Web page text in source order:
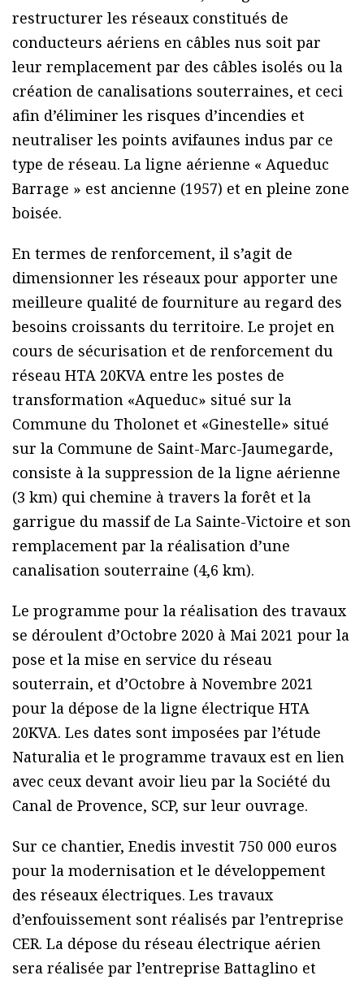
restructurer les réseaux constitués de
conducteurs aériens en câbles nus soit par
leur remplacement par des câbles isolés ou la
création de canalisations souterraines, et ceci
afin d’éliminer les risques d’incendies et
neutraliser les points avifaunes indus par ce
type de réseau. La ligne aérienne « Aqueduc
Barrage » est ancienne (1957) et en pleine zone
boisée.
En termes de renforcement, il s’agit de
dimensionner les réseaux pour apporter une
meilleure qualité de fourniture au regard des
besoins croissants du territoire. Le projet en
cours de sécurisation et de renforcement du
réseau HTA 20KVA entre les postes de
transformation «Aqueduc» situé sur la
Commune du Tholonet et «Ginestelle» situé
sur la Commune de Saint-Marc-Jaumegarde,
consiste à la suppression de la ligne aérienne
(3 km) qui chemine à travers la forêt et la
garrigue du massif de La Sainte-Victoire et son
remplacement par la réalisation d’une
canalisation souterraine (4,6 km).
Le programme pour la réalisation des travaux
se déroulent d’Octobre 2020 à Mai 2021 pour la
pose et la mise en service du réseau
souterrain, et d’Octobre à Novembre 2021
pour la dépose de la ligne électrique HTA
20KVA. Les dates sont imposées par l’étude
Naturalia et le programme travaux est en lien
avec ceux devant avoir lieu par la Société du
Canal de Provence, SCP, sur leur ouvrage.
Sur ce chantier, Enedis investit 750 000 euros
pour la modernisation et le développement
des réseaux électriques. Les travaux
d’enfouissement sont réalisés par l’entreprise
CER. La dépose du réseau électrique aérien
sera réalisée par l’entreprise Battaglino et